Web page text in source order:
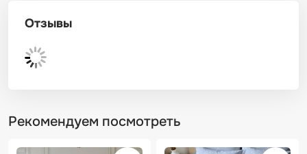
Отзывы
Рекомендуем посмотреть